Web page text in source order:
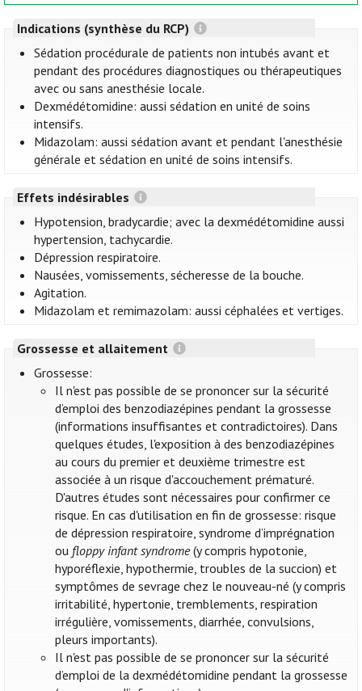
Indications (synthèse du RCP)
Sédation procédurale de patients non intubés avant et
pendant des procédures diagnostiques ou thérapeutiques
avec ou sans anesthésie locale.
Dexmédétomidine: aussi sédation en unité de soins
intensifs.
Midazolam: aussi sédation avant et pendant l'anesthésie
générale et sédation en unité de soins intensifs.
Effets indésirables
Hypotension, bradycardie; avec la dexmédétomidine aussi
hypertension, tachycardie.
Dépression respiratoire.
Nausées, vomissements, sécheresse de la bouche.
Agitation.
Midazolam et remimazolam: aussi céphalées et vertiges.
Grossesse et allaitement
Grossesse:
Il n'est pas possible de se prononcer sur la sécurité
d’emploi des benzodiazépines pendant la grossesse
(informations insuffisantes et contradictoires). Dans
quelques études, l'exposition à des benzodiazépines
au cours du premier et deuxième trimestre est
associée à un risque d'accouchement prématuré.
D'autres études sont nécessaires pour confirmer ce
risque. En cas d'utilisation en fin de grossesse: risque
de dépression respiratoire, syndrome d’imprégnation
ou floppy infant syndrome(y compris hypotonie,
hyporéflexie, hypothermie, troubles de la succion) et
symptômes de sevrage chez le nouveau-né (y compris
irritabilité, hypertonie, tremblements, respiration
irrégulière, vomissements, diarrhée, convulsions,
pleurs importants).
Il n'est pas possible de se prononcer sur la sécurité
d’emploi de la dexmédétomidine pendant la grossesse